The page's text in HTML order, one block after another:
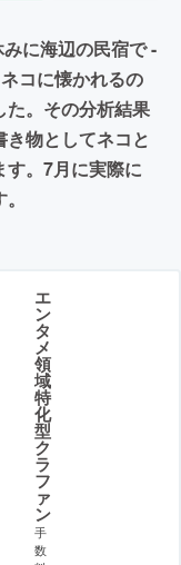
に海辺の民宿で -
コに懐かれるの
た。その分析結果
物としてネコと
。7月に実際に
エ
ン
タ
メ
領
域
特
化
型
ク
ラ
フ
ァ
ン
手
数